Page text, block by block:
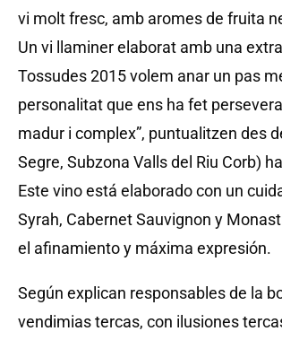
vi molt fresc, amb aromes de fruita
Un vi llaminer elaborat amb una
Tossudes 2015 volem anar un pas
personalitat que ens ha fet
madur i complex”, puntualitzen des
Segre, Subzona Valls del Riu Corb)
Este vino está elaborado con un
Syrah, Cabernet Sauvignon y
el afinamiento y máxima expresión.
Según explican responsables de la
vendimias tercas, con ilusiones